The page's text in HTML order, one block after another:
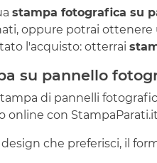
stampa fotografica su
oppure potrai ottenere
l'acquisto: otterrai
su pannello
di pannelli
online con
design che preferisci, il